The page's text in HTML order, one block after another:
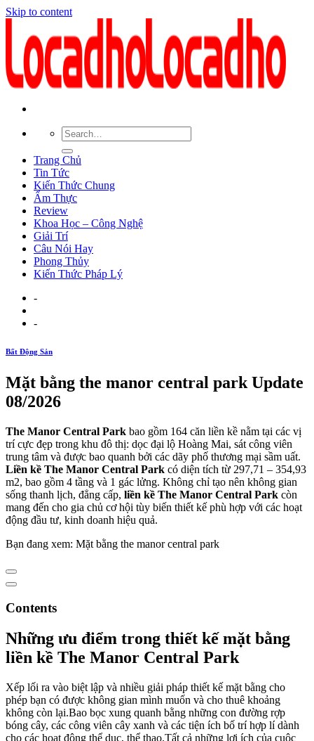
Skip to content
Trang Chủ
Tin Tức
Kiến Thức Chung
Ẩm Thực
Review
Khoa Học – Công Nghệ
Giải Trí
Câu Nói Hay
Phong Thủy
Kiến Thức Pháp Lý
-
-
Bất Động Sản
Mặt bằng the manor central park Update
08/2026
The Manor Central Park bao gồm 164 căn liền kề nằm tại các vị
trí cực đẹp trong khu đô thị: dọc đại lộ Hoàng Mai, sát công viên
trung tâm và được bao quanh bởi các dãy phố thương mại sầm uất.
Liền kề The Manor Central Park có diện tích từ 297,71 – 354,93
m2, bao gồm 4 tầng và 1 gác lửng. Không chỉ tạo nên không gian
sống thanh lịch, đẳng cấp, liền kề The Manor Central Park còn
mang đến cho gia chủ cơ hội tùy biến thiết kế phù hợp với các hoạt
động đầu tư, kinh doanh hiệu quả.
Bạn đang xem: Mặt bằng the manor central park
Contents
Những ưu điểm trong thiết kế mặt bằng
liền kề The Manor Central Park
Xếp lối ra vào biệt lập và nhiều giải pháp thiết kế mặt bằng cho
phép bạn có được không gian mình muốn và cho thuê khoảng
không còn lại.Bao bọc xung quanh bằng những con đường rợp
bóng cây, các công viên cây xanh và các tiện ích bố trí hợp lí dành
cho các hoạt động thể dục, thể thao.Tất cả những lợi ích của cuộc